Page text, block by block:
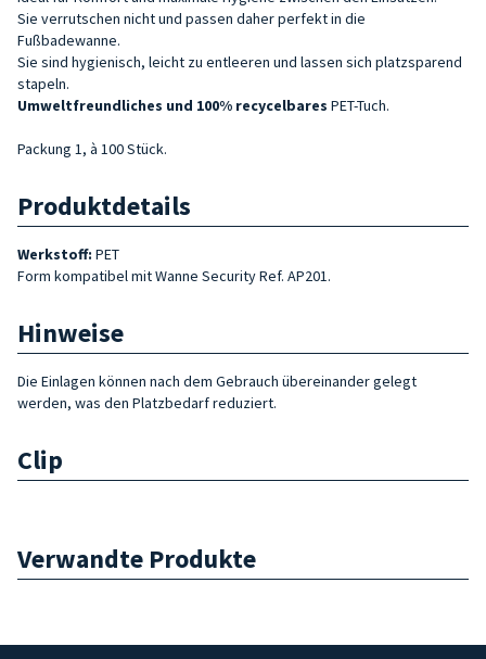
Sie verrutschen nicht und passen daher perfekt in die
Fußbadewanne.
Sie sind hygienisch, leicht zu entleeren und lassen sich platzsparend
stapeln.
Umweltfreundliches und 100% recycelbares PET-Tuch.
Packung 1, à 100 Stück.
Produktdetails
Werkstoff: PET
Form kompatibel mit Wanne Security Ref. AP201.
Hinweise
Die Einlagen können nach dem Gebrauch übereinander gelegt
werden, was den Platzbedarf reduziert.
Clip
Verwandte Produkte